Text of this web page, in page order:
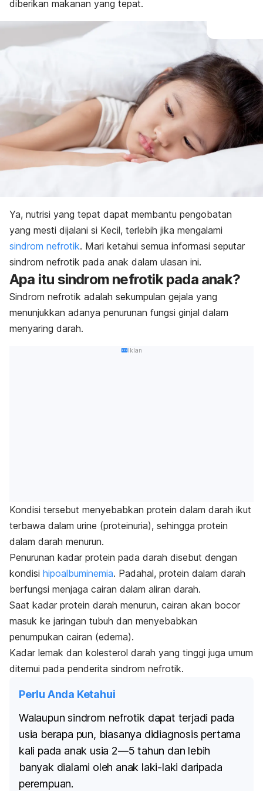
diberikan makanan yang tepat.
Ya, nutrisi yang tepat dapat membantu pengobatan
yang mesti dijalani si Kecil, terlebih jika mengalami
sindrom nefrotik. Mari ketahui semua informasi seputar
sindrom nefrotik pada anak dalam ulasan ini.
Apa itu sindrom nefrotik pada anak?
Sindrom nefrotik adalah sekumpulan gejala yang
menunjukkan adanya penurunan fungsi ginjal dalam
menyaring darah.
Iklan
Kondisi tersebut menyebabkan protein dalam darah ikut
terbawa dalam urine (proteinuria), sehingga protein
dalam darah menurun.
Penurunan kadar protein pada darah disebut dengan
kondisi hipoalbuminemia. Padahal, protein dalam darah
berfungsi menjaga cairan dalam aliran darah.
Saat kadar protein darah menurun, cairan akan bocor
masuk ke jaringan tubuh dan menyebabkan
penumpukan cairan (edema).
Kadar lemak dan kolesterol darah yang tinggi juga umum
ditemui pada penderita sindrom nefrotik.
Perlu Anda Ketahui
Walaupun sindrom nefrotik dapat terjadi pada
usia berapa pun, biasanya didiagnosis pertama
kali pada anak usia 2—5 tahun dan lebih
banyak dialami oleh anak laki-laki daripada
perempuan.